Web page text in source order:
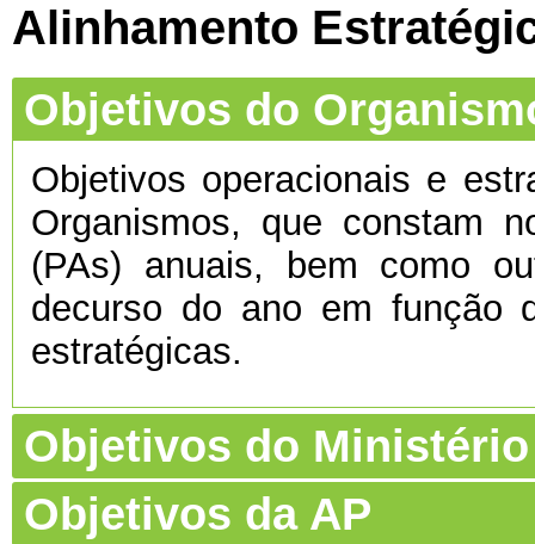
Alinhamento
Objetivos do
Objetivos operacionais e
Organismos, que constam
(PAs) anuais, bem como
decurso do ano em função
estratégicas.
Objetivos do Ministério
Objetivos da AP